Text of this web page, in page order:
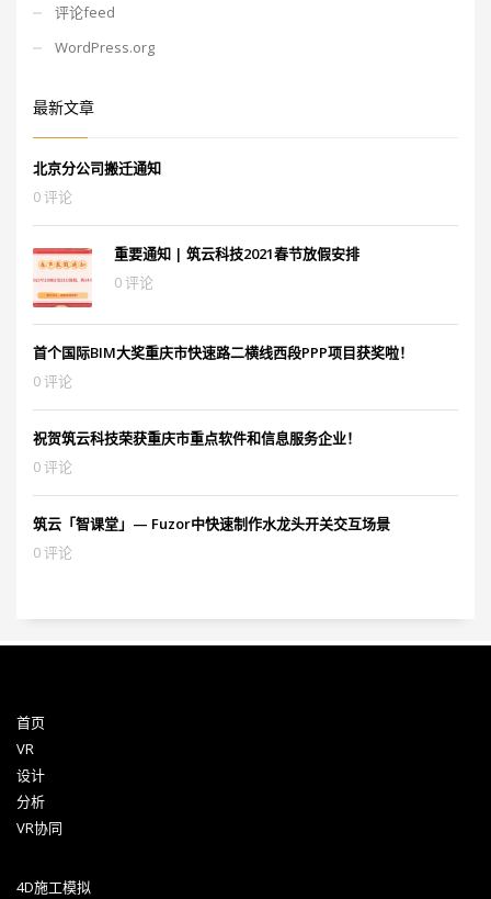
评论feed
WordPress.org
最新文章
北京分公司搬迁通知
0 评论
重要通知 | 筑云科技2021春节放假安排
0 评论
首个国际BIM大奖重庆市快速路二横线西段PPP项目获奖啦！
0 评论
祝贺筑云科技荣获重庆市重点软件和信息服务企业！
0 评论
筑云「智课堂」— Fuzor中快速制作水龙头开关交互场景
0 评论
首页
VR
设计
分析
VR协同
4D施工模拟